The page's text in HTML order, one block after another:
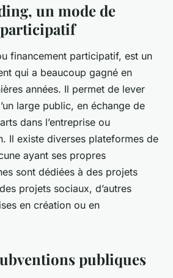
un mode de
financement participatif, est un
qui a beaucoup gagné en
années. Il permet de lever
large public, en échange de
dans l’entreprise ou
Il existe diverses plateformes de
ayant ses propres
sont dédiées à des projets
projets sociaux, d’autres
en création ou en
publiques